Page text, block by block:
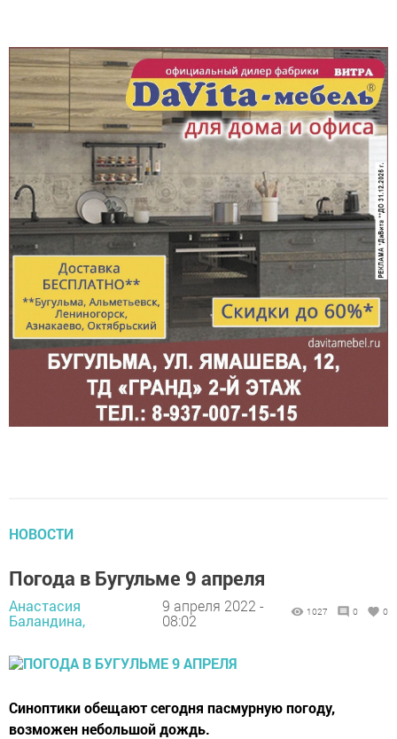
НОВОСТИ
Погода в Бугульме 9 апреля
Анастасия
Баландина,
9 апреля 2022 -
08:02
1027 0 0
Синоптики обещают сегодня пасмурную погоду,
возможен небольшой дождь.